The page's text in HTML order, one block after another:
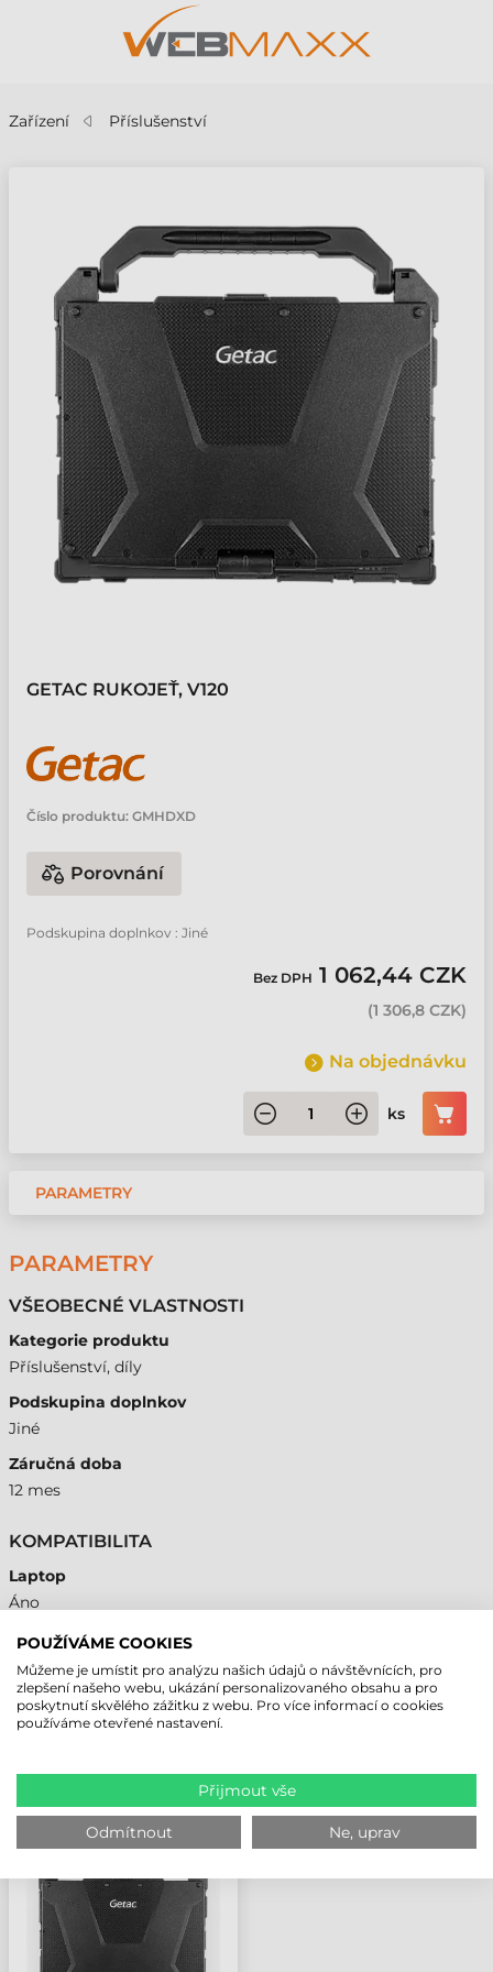
Zařízení Příslušenství
GETAC RUKOJEŤ, V120
Číslo produktu: GMHDXD
Porovnání
Podskupina doplnkov : Jiné
Bez DPH 1 062,44 CZK
(1 306,8 CZK)
Na objednávku
ks
PARAMETRY
PARAMETRY
VŠEOBECNÉ VLASTNOSTI
Kategorie produktu
Příslušenství, díly
Podskupina doplnkov
Jiné
Záručná doba
12 mes
KOMPATIBILITA
Laptop
Áno
NAPOSLEDY PROHLÍŽENÉ PRODUKTY
GETAC RUKOJEŤ, V120
POUŽÍVÁME COOKIES
Můžeme je umístit pro analýzu našich údajů o návštěvnících, pro
zlepšení našeho webu, ukázání personalizovaného obsahu a pro
poskytnutí skvělého zážitku z webu. Pro více informací o cookies
používáme otevřené nastavení.
Přijmout vše
Odmítnout Ne, uprav